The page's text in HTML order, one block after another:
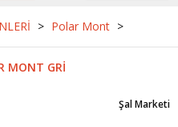
> Polar Mont >
MONT GRİ
Şal Marketi